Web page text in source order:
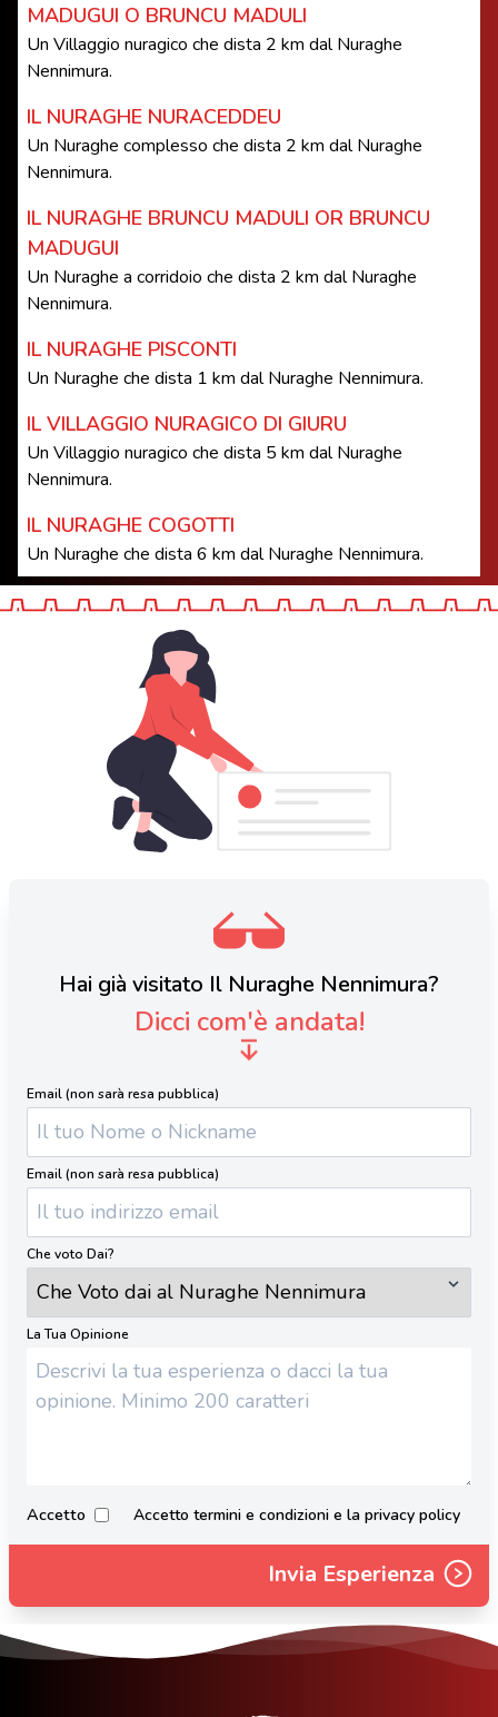
MADUGUI O BRUNCU MADULI
Un Villaggio nuragico che dista 2 km dal Nuraghe
Nennimura.
IL NURAGHE NURACEDDEU
Un Nuraghe complesso che dista 2 km dal Nuraghe
Nennimura.
IL NURAGHE BRUNCU MADULI OR BRUNCU
MADUGUI
Un Nuraghe a corridoio che dista 2 km dal Nuraghe
Nennimura.
IL NURAGHE PISCONTI
Un Nuraghe che dista 1 km dal Nuraghe Nennimura.
IL VILLAGGIO NURAGICO DI GIURU
Un Villaggio nuragico che dista 5 km dal Nuraghe
Nennimura.
IL NURAGHE COGOTTI
Un Nuraghe che dista 6 km dal Nuraghe Nennimura.
Hai già visitato Il Nuraghe Nennimura?
Dicci com'è andata!
Email (non sarà resa pubblica)
Email (non sarà resa pubblica)
Che voto Dai?
La Tua Opinione
Accetto Accetto termini e condizioni e la privacy policy
Invia Esperienza